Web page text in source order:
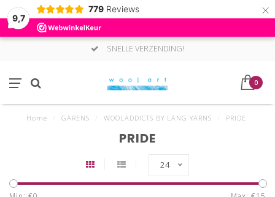
9,7
779 Reviews ×
SNELLE VERZENDING!
0
Home GARENS WOOLADDICTS BY LANG YARNS PRIDE
PRIDE
24